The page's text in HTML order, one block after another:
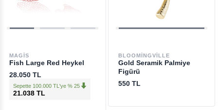
MAGIS
Fish Large Red Heykel
28.050 TL
Sepette 100.000 TL'ye % 25
21.038 TL
BLOOMINGVILLE
Gold Seramik Palmiye
Figürü
550 TL